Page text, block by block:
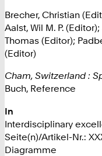
Brecher, Christian
Aalst, Wil M. P.
Thomas (Editor);
(Editor)
Cham, Switzerland :
Buch, Reference
In
Interdisciplinary
Seite(n)/Artikel-Nr.:
Diagramme